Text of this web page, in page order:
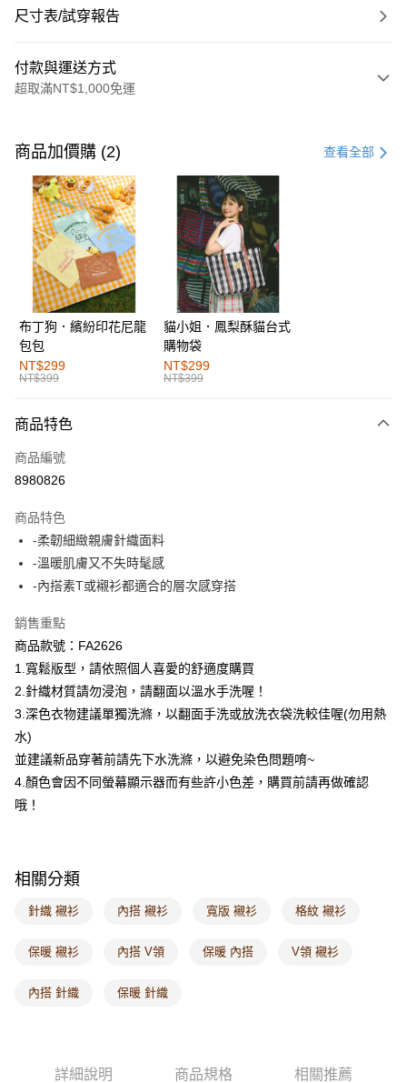
尺寸表/試穿報告
付款與運送方式
超取滿NT$1,000免運
信用卡一次付款
購物金
超商取貨付款
LINE Pay
街口支付
運送方式
全家取貨付款
每筆NT$60，滿NT$1,000(含以上)免運費
付款後全家取貨
萊爾富取貨付款
付款後萊爾富取貨
每筆NT$60，滿NT$1,000(含以上)免運費
7-11取貨付款
每筆NT$60，滿NT$1,000(含以上)免運費
付款後7-11取貨
每筆NT$60，滿NT$1,000(含以上)免運費
宅配
每筆NT$120，滿NT$1,000(含以上)免運費
付款後門市自取
每筆NT$60，滿NT$1,000(含以上)免運費
海外配送-歐美地區
商品加價購 (2) 查看全部
布丁狗．繽紛印花尼龍
包包
NT$299
NT$399
貓小姐．鳳梨酥貓台式
購物袋
NT$299
NT$399
商品特色
商品編號
8980826
商品特色
-柔韌細緻親膚針織面料
-溫暖肌膚又不失時髦感
-內搭素T或襯衫都適合的層次感穿搭
銷售重點
商品款號：FA2626
1.寬鬆版型，請依照個人喜愛的舒適度購買
2.針織材質請勿浸泡，請翻面以溫水手洗喔！
3.深色衣物建議單獨洗滌，以翻面手洗或放洗衣袋洗較佳喔(勿用熱
水)
並建議新品穿著前請先下水洗滌，以避免染色問題唷~
4.顏色會因不同螢幕顯示器而有些許小色差，購買前請再做確認
哦！
相關分類
針織 襯衫 內搭 襯衫 寬版 襯衫 格紋 襯衫
保暖 襯衫 內搭 V領 保暖 內搭 V領 襯衫
內搭 針織 保暖 針織
詳細說明 商品規格 相關推薦